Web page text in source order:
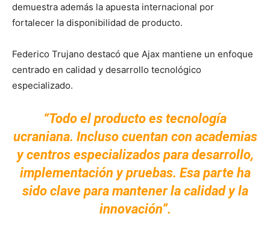
demuestra además la apuesta internacional por
fortalecer la disponibilidad de producto.
Federico Trujano destacó que Ajax mantiene un enfoque
centrado en calidad y desarrollo tecnológico
especializado.
“Todo el producto es tecnología
ucraniana. Incluso cuentan con academias
y centros especializados para desarrollo,
implementación y pruebas. Esa parte ha
sido clave para mantener la calidad y la
innovación”.